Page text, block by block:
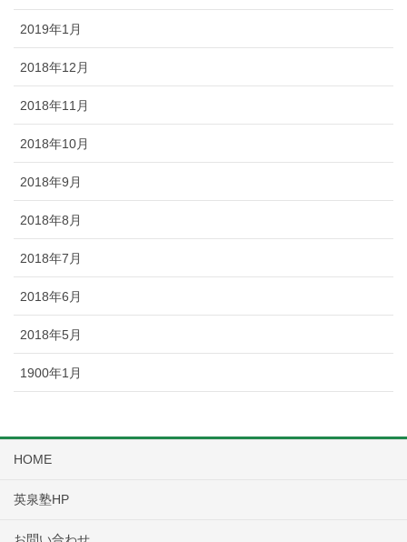
2019年1月
2018年12月
2018年11月
2018年10月
2018年9月
2018年8月
2018年7月
2018年6月
2018年5月
1900年1月
HOME
英泉塾HP